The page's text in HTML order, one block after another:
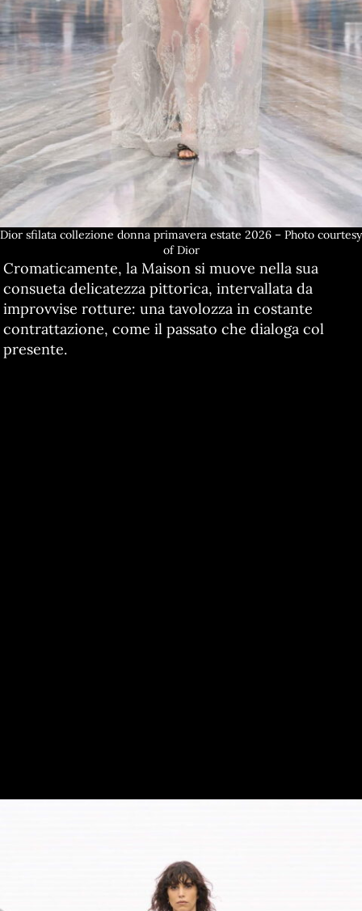
Dior sfilata collezione donna primavera estate 2026 – Photo courtesy
of Dior
Cromaticamente, la Maison si muove nella sua
consueta delicatezza pittorica, intervallata da
improvvise rotture: una tavolozza in costante
contrattazione, come il passato che dialoga col
presente.